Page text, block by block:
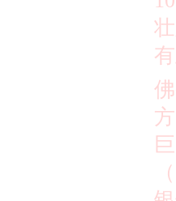
（